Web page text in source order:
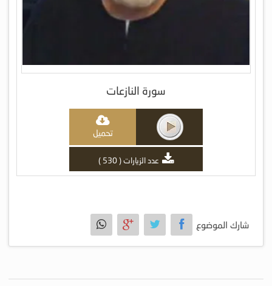
سورة النازعات
تحميل
عدد الزيارات ( 530 )
شارك الموضوع